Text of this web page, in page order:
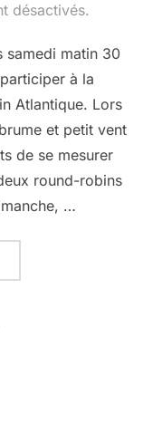
désactivés.
samedi matin 30
à la
Atlantique. Lors
et petit vent
de se mesurer
round-robins
…